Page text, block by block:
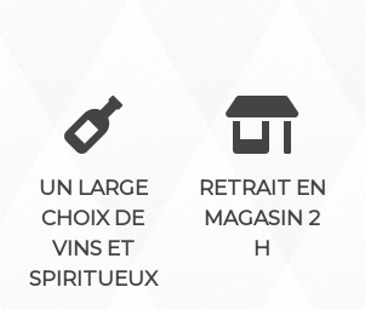
UN LARGE
CHOIX DE
VINS ET
SPIRITUEUX
RETRAIT EN
MAGASIN 2
H